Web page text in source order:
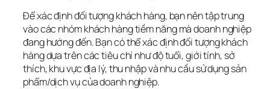
Để xác định đối tượng khách hàng, bạn nên tập trung
vào các nhóm khách hàng tiềm năng mà doanh nghiệp
đang hướng đến. Bạn có thể xác định đối tượng khách
hàng dựa trên các tiêu chí như độ tuổi, giới tính, sở
thích, khu vực địa lý, thu nhập và nhu cầu sử dụng sản
phẩm/dịch vụ của doanh nghiệp.